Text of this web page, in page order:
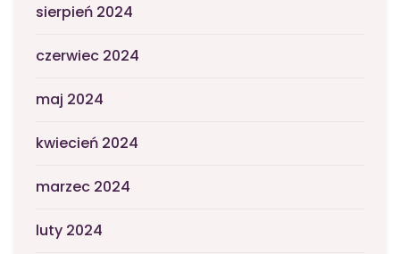
sierpień 2024
czerwiec 2024
maj 2024
kwiecień 2024
marzec 2024
luty 2024